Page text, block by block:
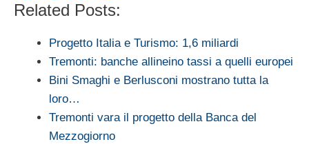
Related Posts:
Progetto Italia e Turismo: 1,6 miliardi
Tremonti: banche allineino tassi a quelli europei
Bini Smaghi e Berlusconi mostrano tutta la
loro…
Tremonti vara il progetto della Banca del
Mezzogiorno